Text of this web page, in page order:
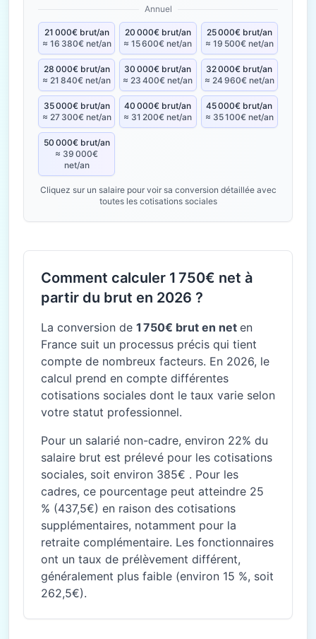
Annuel
21 000€ brut/an
≈ 16 380€ net/an
20 000€ brut/an
≈ 15 600€ net/an
25 000€ brut/an
≈ 19 500€ net/an
28 000€ brut/an
≈ 21 840€ net/an
30 000€ brut/an
≈ 23 400€ net/an
32 000€ brut/an
≈ 24 960€ net/an
35 000€ brut/an
≈ 27 300€ net/an
40 000€ brut/an
≈ 31 200€ net/an
45 000€ brut/an
≈ 35 100€ net/an
50 000€ brut/an
≈ 39 000€
net/an
Cliquez sur un salaire pour voir sa conversion détaillée avec
toutes les cotisations sociales
Comment calculer 1 750€ net à
partir du brut en 2026 ?
La conversion de 1 750€ brut en net en
France suit un processus précis qui tient
compte de nombreux facteurs. En 2026, le
calcul prend en compte différentes
cotisations sociales dont le taux varie selon
votre statut professionnel.
Pour un salarié non-cadre, environ 22% du
salaire brut est prélevé pour les cotisations
sociales, soit environ 385€ . Pour les
cadres, ce pourcentage peut atteindre 25
% (437,5€) en raison des cotisations
supplémentaires, notamment pour la
retraite complémentaire. Les fonctionnaires
ont un taux de prélèvement différent,
généralement plus faible (environ 15 %, soit
262,5€).